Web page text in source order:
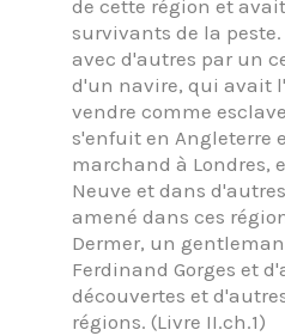
de cette région et
survivants de la
avec d'autres par un
d'un navire, qui avait
vendre comme
s'enfuit en Angleterre
marchand à Londres,
Neuve et dans
amené dans ces
Dermer, un
Ferdinand Gorges et
découvertes et
régions. (Livre II.ch.1)